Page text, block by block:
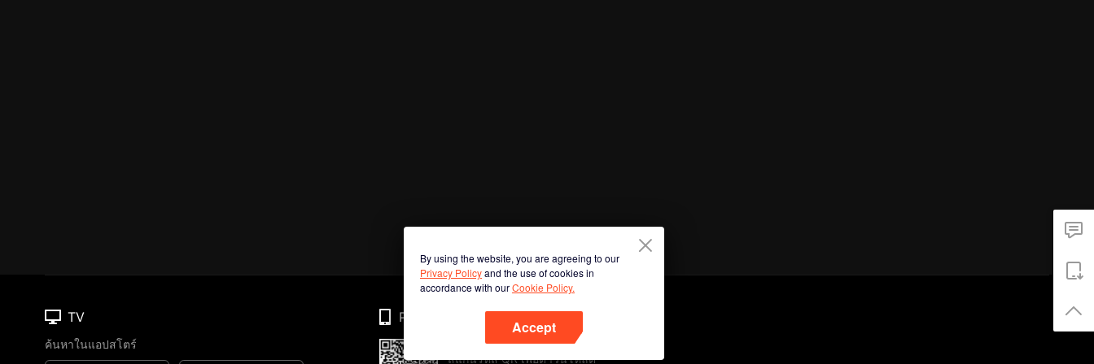
By using the website, you are agreeing to our
Privacy Policyand the use of cookies in
accordance with ourCookie Policy.
Accept
TV
ค้นหาในแอปสโตร์
Phone
สแกนรหัส QR เพื่อดาวน์โหลด